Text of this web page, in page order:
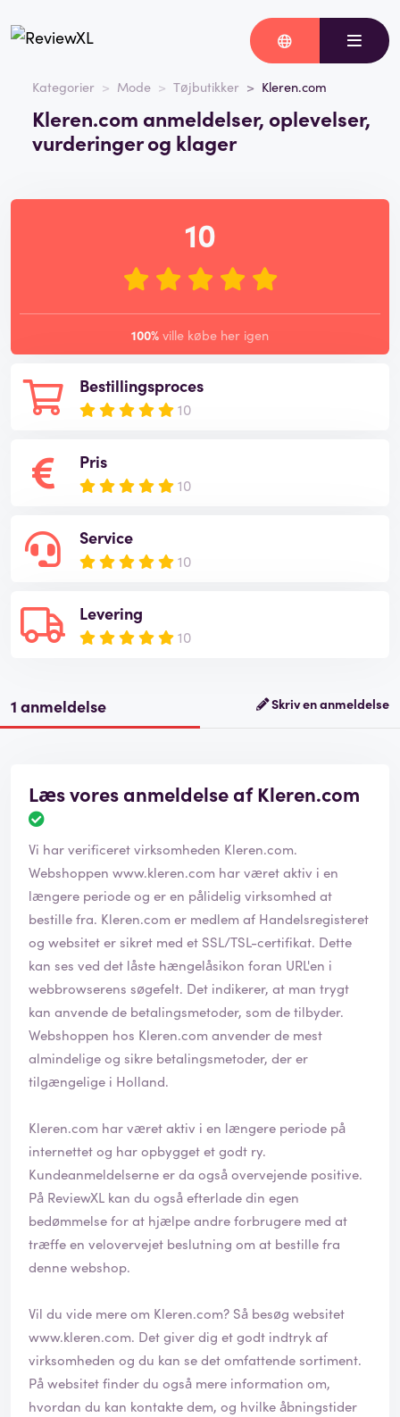
Kategorier Mode Tøjbutikker Kleren.com
Kleren.com anmeldelser, oplevelser,
vurderinger og klager
Bestillingsproces
10
Pris
10
Service
10
Levering
10
10
100% ville købe her igen
1 anmeldelse Skriv en anmeldelse
Læs vores anmeldelse af Kleren.com
B
d
ø
m
m
e
s
e
r
v
e
r
i
i
c
e
r
e
t
Vi har verificeret virksomheden Kleren.com.
Webshoppen www.kleren.com har været aktiv i en
længere periode og er en pålidelig virksomhed at
bestille fra. Kleren.com er medlem af Handelsregisteret
og websitet er sikret med et SSL/TSL-certifikat. Dette
kan ses ved det låste hængelåsikon foran URL'en i
webbrowserens søgefelt. Det indikerer, at man trygt
kan anvende de betalingsmetoder, som de tilbyder.
Webshoppen hos Kleren.com anvender de mest
almindelige og sikre betalingsmetoder, der er
tilgængelige i Holland.
Kleren.com har været aktiv i en længere periode på
internettet og har opbygget et godt ry.
Kundeanmeldelserne er da også overvejende positive.
På ReviewXL kan du også efterlade din egen
bedømmelse for at hjælpe andre forbrugere med at
træffe en velovervejet beslutning om at bestille fra
denne webshop.
Vil du vide mere om Kleren.com? Så besøg websitet
www.kleren.com. Det giver dig et godt indtryk af
virksomheden og du kan se det omfattende sortiment.
På websitet finder du også mere information om,
hvordan du kan kontakte dem, og hvilke åbningstider